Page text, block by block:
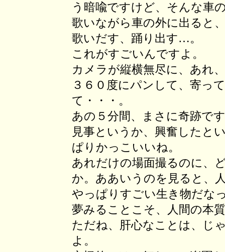
う暗喩ですけど、そんな車
歌いながら車の外に出ると
歌いだす、踊り出す…。
これがすごいんですよ。
カメラが縦横無尽に、あれ
３６０度にパンして、寄っ
て・・・。
あの５分間、まさに奇跡で
見事というか、興奮したと
ぱりかっこいいね。
あれだけの場面撮るのに、
か。ああいうのを見ると、
やっぱりすごい生き物だな
夢みることこそ、人間の本
ただね、肝心なことは、じ
よ。